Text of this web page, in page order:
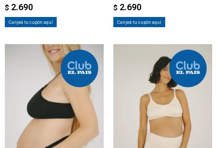
$ 2.690
Canjeá tu cupón aquí
$ 2.690
Canjeá tu cupón aquí